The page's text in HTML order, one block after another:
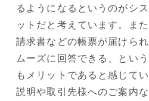
るようになるというのがシ
ットだと考えています。ま
請求書などの帳票が届けら
ムーズに回答できる、とい
もメリットであると感じて
説明や取引先様へのご案内